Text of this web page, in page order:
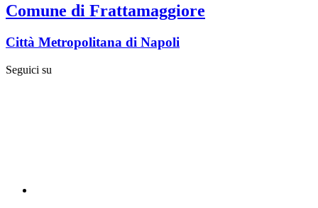
Comune di Frattamaggiore
Città Metropolitana di Napoli
Seguici su